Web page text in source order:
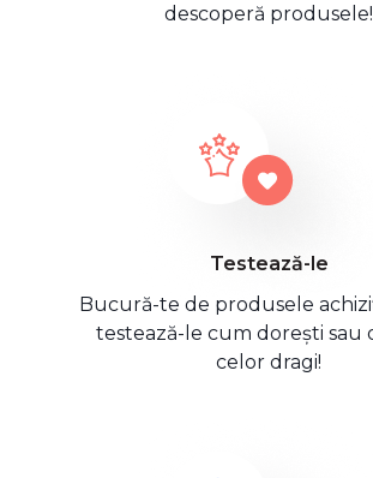
descoperă produsele!
Testează-le
Bucură-te de produsele
testează-le cum dorești sau
celor dragi!